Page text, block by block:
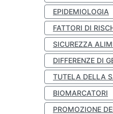
EPIDEMIOLOGIA
FATTORI DI
SICUREZZA
DIFFERENZE DI
TUTELA DELLA
BIOMARCATORI
PROMOZIONE